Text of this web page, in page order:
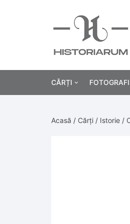
CĂRȚI
Acasă / Cărți / Istorie /